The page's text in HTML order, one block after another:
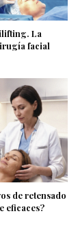
La
facial
de retensado
eficaces?